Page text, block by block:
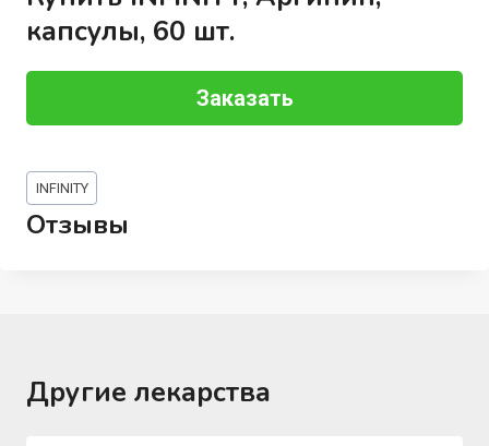
капсулы, 60 шт.
Заказать
Метки
записи:
INFINITY
Отзывы
Другие лекарства